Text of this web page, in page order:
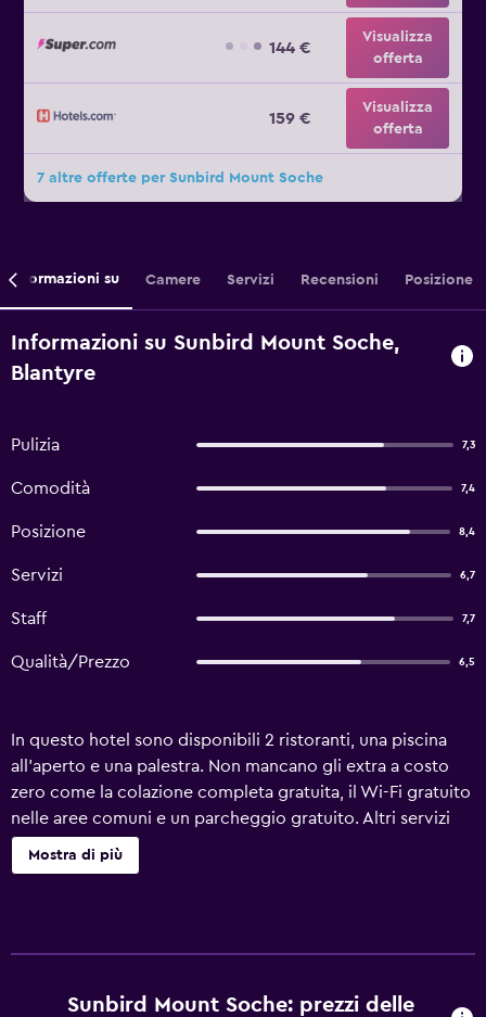
144 €
Visualizza
offerta
159 €
Visualizza
offerta
7 altre offerte per Sunbird Mount Soche
Informazioni su Camere Servizi Recensioni Posizione
Informazioni su Sunbird Mount Soche,
Blantyre
Pulizia 7,3
Comodità 7,4
Posizione 8,4
Servizi 6,7
Staff 7,7
Qualità/Prezzo 6,5
In questo hotel sono disponibili 2 ristoranti, una piscina
all'aperto e una palestra. Non mancano gli extra a costo
zero come la colazione completa gratuita, il Wi-Fi gratuito
nelle aree comuni e un parcheggio gratuito. Altri servizi
includono un bar/lounge, un bar a bordo piscina e uno
snack bar. Sunbird Mount Soche Hotel offre 130
alta qualità. La TV al plasma con canali premium via
Mostra di più
Sunbird Mount Soche: prezzi delle